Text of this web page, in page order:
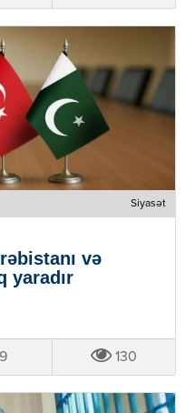
Siyasət
və
yaradır
9 130